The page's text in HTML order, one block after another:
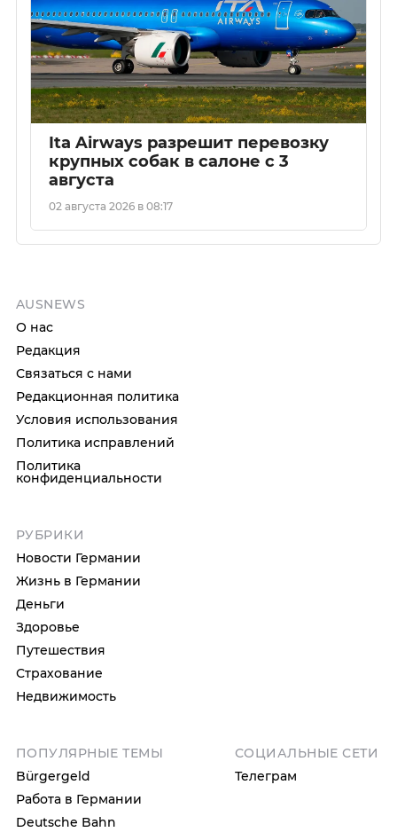
Ita Airways разрешит перевозку
крупных собак в салоне с 3
августа
02 августа 2026 в 08:17
AUSNEWS
О нас
Редакция
Связаться с нами
Редакционная политика
Условия использования
Политика исправлений
Политика
конфиденциальности
РУБРИКИ
Новости Германии
Жизнь в Германии
Деньги
Здоровье
Путешествия
Страхование
Недвижимость
ПОПУЛЯРНЫЕ ТЕМЫ
Bürgergeld
Работа в Германии
Deutsche Bahn
СОЦИАЛЬНЫЕ СЕТИ
Телеграм